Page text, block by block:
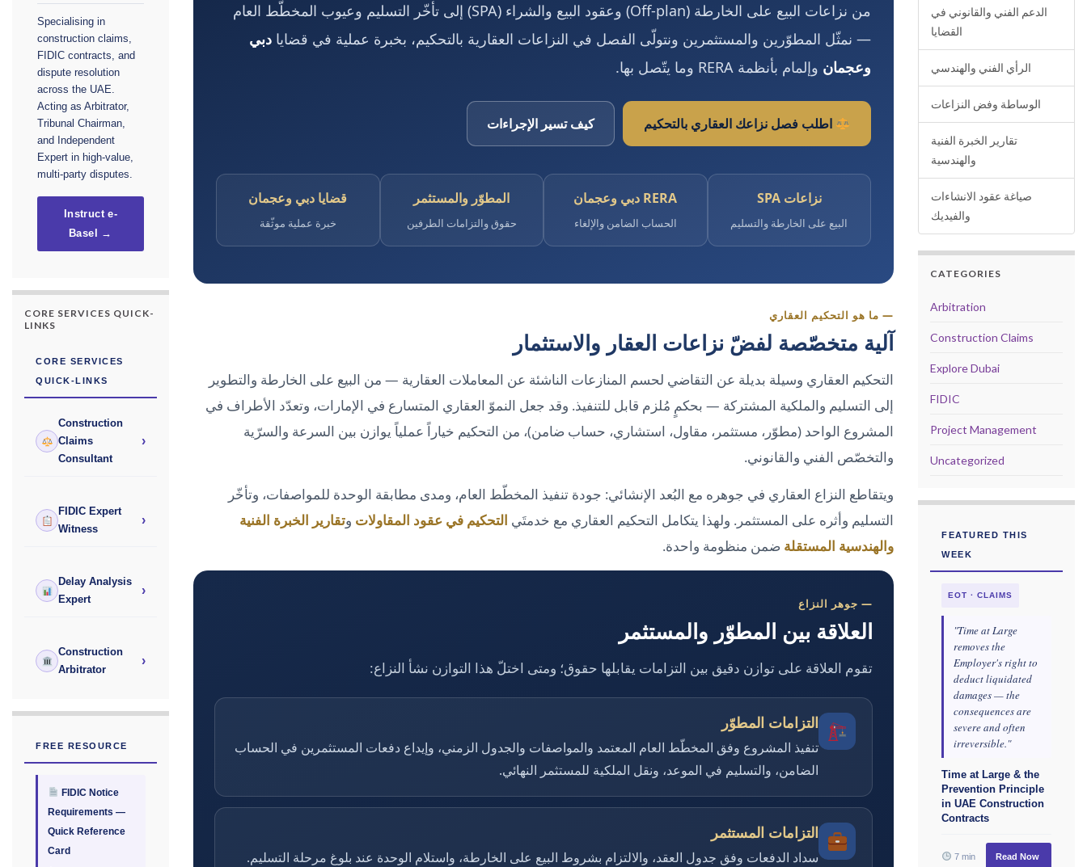
من نزاعات البيع على الخارطة (Off-plan) وعقود البيع والشراء (SPA) إلى تأخّر التسليم وعيوب المخطّط العام
— نمثّل المطوّرين والمستثمرين ونتولّى الفصل في النزاعات العقارية بالتحكيم، بخبرة عملية في قضايا دبي
وعجمان وإلمام بأنظمة RERA وما يتّصل بها.
اطلب فصل نزاعك العقاري بالتحكيم كيف تسير الإجراءات
نزاعات SPA
البيع على الخارطة والتسليم
RERA دبي وعجمان
الحساب الضامن والإلغاء
المطوّر والمستثمر
حقوق والتزامات الطرفين
قضايا دبي وعجمان
خبرة عملية موثّقة
— ما هو التحكيم العقاري
آلية متخصّصة لفضّ نزاعات العقار والاستثمار
التحكيم العقاري وسيلة بديلة عن التقاضي لحسم المنازعات الناشئة عن المعاملات العقارية — من البيع على الخارطة والتطوير
إلى التسليم والملكية المشتركة — بحكمٍ مُلزم قابل للتنفيذ. وقد جعل النموّ العقاري المتسارع في الإمارات، وتعدّد الأطراف في
المشروع الواحد (مطوّر، مستثمر، مقاول، استشاري، حساب ضامن)، من التحكيم خياراً عملياً يوازن بين السرعة والسرّية
والتخصّص الفني والقانوني.
ويتقاطع النزاع العقاري في جوهره مع البُعد الإنشائي: جودة تنفيذ المخطّط العام، ومدى مطابقة الوحدة للمواصفات، وتأخّر
التسليم وأثره على المستثمر. ولهذا يتكامل التحكيم العقاري مع خدمتَي التحكيم في عقود المقاولات وتقارير الخبرة الفنية
والهندسية المستقلة ضمن منظومة واحدة.
— جوهر النزاع
العلاقة بين المطوّر والمستثمر
تقوم العلاقة على توازن دقيق بين التزامات يقابلها حقوق؛ ومتى اختلّ هذا التوازن نشأ النزاع:
التزامات المطوّر
تنفيذ المشروع وفق المخطّط العام المعتمد والمواصفات والجدول الزمني، وإيداع دفعات المستثمرين في الحساب
الضامن، والتسليم في الموعد، ونقل الملكية للمستثمر النهائي.
التزامات المستثمر
سداد الدفعات وفق جدول العقد، والالتزام بشروط البيع على الخارطة، واستلام الوحدة عند بلوغ مرحلة التسليم.
Specialising in
construction claims,
FIDIC contracts, and
dispute resolution
across the UAE.
Acting as Arbitrator,
Tribunal Chairman,
and Independent
Expert in high-value,
multi-party disputes.
Instruct e-
Basel →
CORE SERVICES QUICK-
LINKS
CORE SERVICES
QUICK-LINKS
Construction
Claims
Consultant
›
FIDIC Expert
Witness
›
Delay Analysis
Expert
›
Construction
Arbitrator
›
FREE RESOURCE
FIDIC Notice
Requirements —
Quick Reference
Card
الدعم الفني والقانوني في
القضايا
الرأي الفني والهندسي
الوساطة وفض النزاعات
تقارير الخبرة الفنية
والهندسية
صياغة عقود الانشاءات
والفيديك
CATEGORIES
Arbitration
Construction Claims
Explore Dubai
FIDIC
Project Management
Uncategorized
FEATURED THIS
WEEK
EOT · CLAIMS
"Time at Large
removes the
Employer's right to
deduct liquidated
damages — the
consequences are
severe and often
irreversible."
Time at Large & the
Prevention Principle
in UAE Construction
Contracts
7 min
Read Now